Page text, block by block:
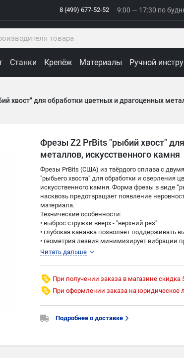
8 (499) 677-52-52 9:00 — 17:30 по
Станки Крепёж Материалы Ручной
хвост" для обработки цветных и драгоценных
Фрезы Z2 PrBits "рыбий хвост"
металлов, искусственного камня
Фрезы PrBits (США) из твёрдого сплава с
"рыбьего хвоста" для обработки и сверления
искусственного камня. Форма фрезы в виде
насквозь предотвращает появление
материала.
Технические особенности:
• выброс стружки вверх - "верхний рез"
• глубокая канавка позволяет поддерживать
• геометрия лезвия минимизирует вибрации
• геометрия фрезы обеспечивает хороший
Читать дальше
При получении заказа в магазине скидка
При оформлении заказа на юридическое
Подробнее о доставке